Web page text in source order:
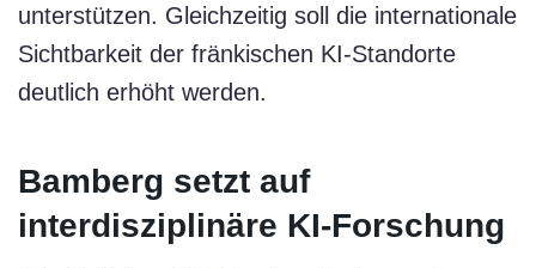
unterstützen. Gleichzeitig soll die internationale
Sichtbarkeit der fränkischen KI-Standorte
deutlich erhöht werden.
Bamberg setzt auf
interdisziplinäre KI-Forschung